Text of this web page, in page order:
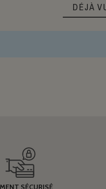
DÉJÀ
SÉCURISÉ